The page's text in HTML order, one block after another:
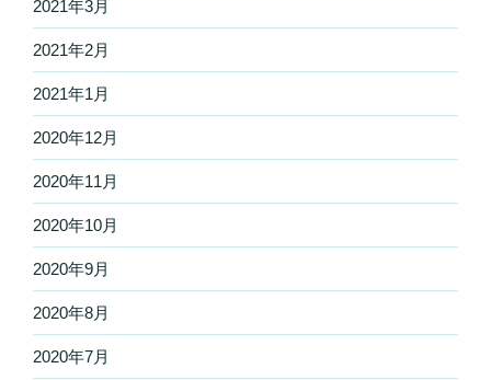
2021年3月
2021年2月
2021年1月
2020年12月
2020年11月
2020年10月
2020年9月
2020年8月
2020年7月